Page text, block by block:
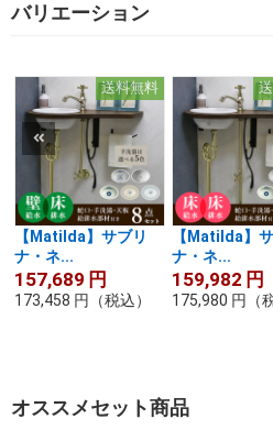
バリエーション
送料無料
【Matilda】サブリ
ナ・ネ...
157,689 円
173,458 円 （税込）
【Matilda】
ナ・ネ...
159,982 円
175,980 円 （
オススメセット商品